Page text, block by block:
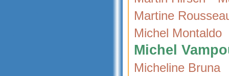
Martine
Michel Montaldo
Michel
Micheline Bruna